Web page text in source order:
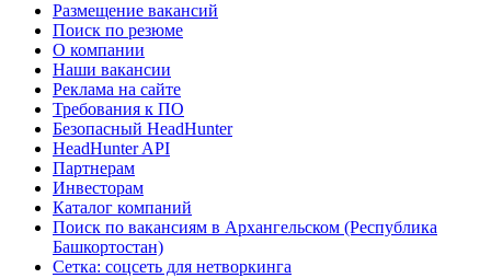
Размещение вакансий
Поиск по резюме
О компании
Наши вакансии
Реклама на сайте
Требования к ПО
Безопасный HeadHunter
HeadHunter API
Партнерам
Инвесторам
Каталог компаний
Поиск по вакансиям в Архангельском (Республика
Башкортостан)
Сетка: соцсеть для нетворкинга